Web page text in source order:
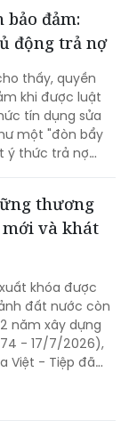
thấy, quyền
khi được luật
tín dụng sửa
một "đòn bẩy
ý thức trả nợ
thương
khóa được
đất nước còn
năm xây dựng
- 17/7/2026),
Việt - Tiệp đã
doanh
của Việt Nam.
kỷ ấy không chỉ
tâm đào